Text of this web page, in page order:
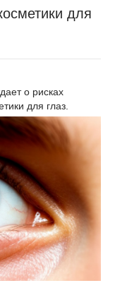
для
о рисках
для глаз.